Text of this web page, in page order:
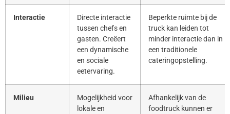
Interactie
Directe interactie
tussen chefs en
gasten. Creëert
een dynamische
en sociale
eetervaring.
Beperkte ruimte bij de
truck kan leiden tot
minder interactie dan in
een traditionele
cateringopstelling.
Milieu
Mogelijkheid voor
lokale en
Afhankelijk van de
foodtruck kunnen er